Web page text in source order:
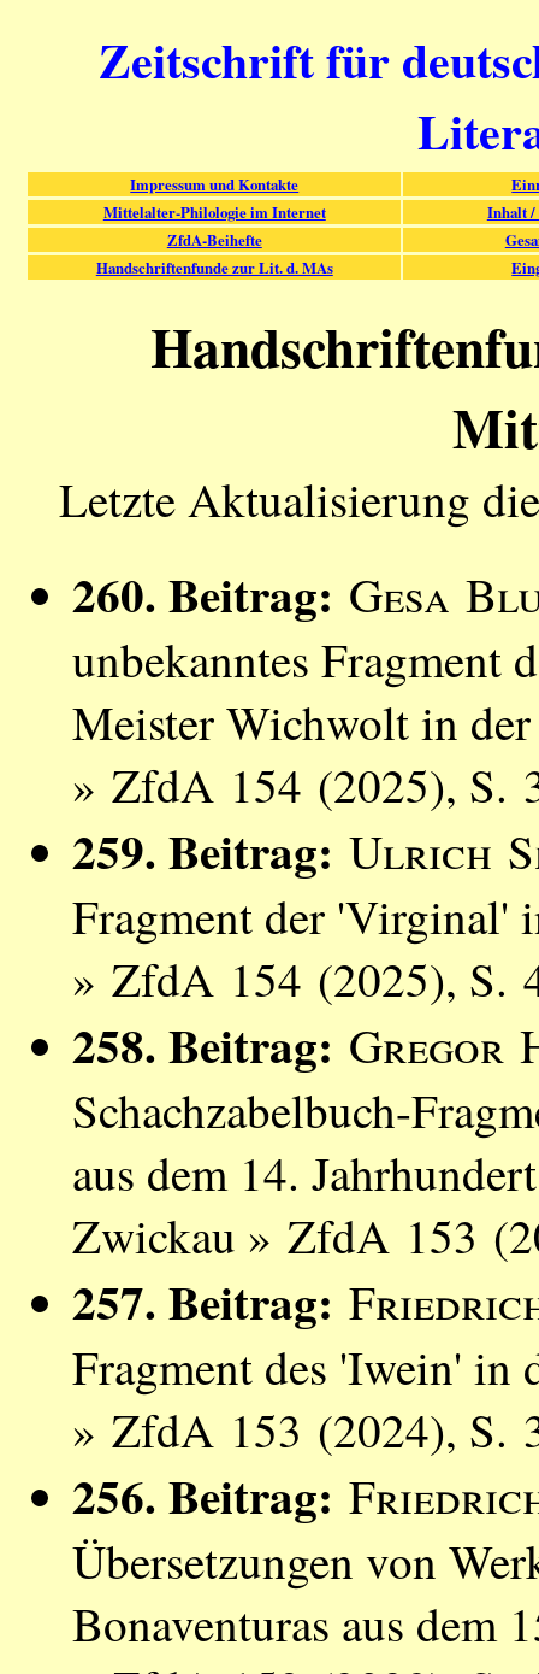
Zeitschrift für
Impressum und Kontakte
Mittelalter-Philologie im Internet
Inhalt /
ZfdA-Beihefte
Handschriftenfunde zur Lit. d. MAs
Letzte Aktualisierung
260. Beitrag: Gesa
unbekanntes Fragment
Meister Wichwolt in
» ZfdA 154 (2025), S.
259. Beitrag: Ulrich
Fragment der 'Virginal'
» ZfdA 154 (2025), S.
258. Beitrag: Gregor
Schachzabelbuch-
aus dem 14.
Zwickau » ZfdA 153
257. Beitrag:
Fragment des 'Iwein'
» ZfdA 153 (2024), S.
256. Beitrag:
Übersetzungen von
Bonaventuras aus dem